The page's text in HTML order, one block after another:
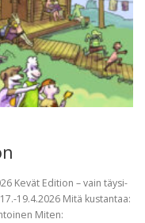
Kevät Edition – vain täysi-
19.4.2026 Mitä kustantaa:
Miten: